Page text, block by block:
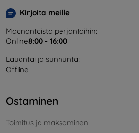
Kirjoita meille
Maanantaista perjantaihin:
Online8:00 - 16:00
Lauantai ja sunnuntai:
Offline
Ostaminen
Toimitus ja maksaminen